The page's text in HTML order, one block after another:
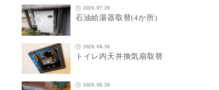
2026.07.20
石油給湯器取替(4か所)
2026.06.30
トイレ内天井換気扇取替
2026.06.20